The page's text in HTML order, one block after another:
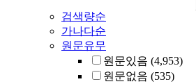
검색량순
가나다순
원문유무
원문있음 (4,953)
원문없음 (535)